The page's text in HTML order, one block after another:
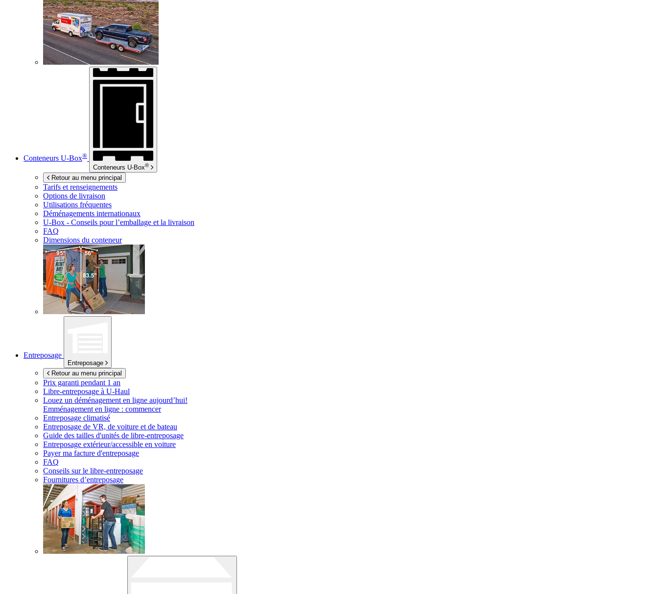
Conteneurs U-Box®
Conteneurs U-Box®
Retour au menu principal
Tarifs et renseignements
Options de livraison
Utilisations fréquentes
Déménagements internationaux
U-Box - Conseils pour l’emballage et la livraison
FAQ
Dimensions du conteneur
Entreposage
Entreposage
Retour au menu principal
Prix garanti pendant 1 an
Libre-entreposage à U-Haul
Louez un déménagement en ligne aujourd’hui!
Emménagement en ligne : commencer
Entreposage climatisé
Entreposage de VR, de voiture et de bateau
Guide des tailles d'unités de libre-entreposage
Entreposage extérieur/accessible en voiture
Payer ma facture d'entreposage
FAQ
Conseils sur le libre-entreposage
Fournitures d’entreposage